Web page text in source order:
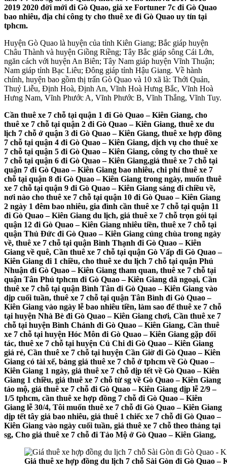
2019 2020 đời mới đi Gò Quao, giá xe Fortuner 7c đi Gò Quao
bao nhiêu, địa chỉ công ty cho thuê xe đi Gò Quao uy tín tại
tphcm.
Huyện Gò Quao là huyện của tỉnh Kiên Giang; Bắc giáp huyện
Châu Thành và huyện Giồng Riềng; Tây Bắc giáp sông Cái Lớn,
ngăn cách với huyện An Biên; Tây Nam giáp huyện Vĩnh Thuận;
Nam giáp tỉnh Bạc Liêu; Đông giáp tỉnh Hậu Giang. Về hành
chính, huyện bao gồm thị trấn Gò Quao và 10 xã là: Thới Quản,
Thuỷ Liễu, Định Hoà, Định An, Vĩnh Hoà Hưng Bắc, Vĩnh Hoà
Hưng Nam, Vĩnh Phước A, Vĩnh Phước B, Vĩnh Thắng, Vĩnh Tuy.
Cần thuê xe 7 chỗ tại quận 1 đi Gò Quao – Kiên Giang, cho
thuê xe 7 chỗ tại quận 2 đi Gò Quao – Kiên Giang, thuê xe du
lịch 7 chỗ ở quận 3 đi Gò Quao – Kiên Giang, thuê xe hợp đồng
7 chỗ tại quận 4 đi Gò Quao – Kiên Giang, dịch vụ cho thuê xe
7 chỗ tại quận 5 đi Gò Quao – Kiên Giang, công ty cho thuê xe
7 chỗ tại quận 6 đi Gò Quao – Kiên Giang,giá thuê xe 7 chỗ tại
quận 7 đi Gò Quao – Kiên Giang bao nhiêu, chi phí thuê xe 7
chỗ tại quận 8 đi Gò Quao – Kiên Giang trong ngày, muốn thuê
xe 7 chỗ tại quận 9 đi Gò Quao – Kiên Giang sáng đi chiều về,
nơi nào cho thuê xe 7 chỗ tại quận 10 đi Gò Quao – Kiên Giang
2 ngày 1 đêm bao nhiêu, gia đình cần thuê xe 7 chỗ tại quận 11
đi Gò Quao – Kiên Giang du lịch, giá thuê xe 7 chỗ trọn gói tại
quận 12 đi Gò Quao – Kiên Giang nhiêu tiền, thuê xe 7 chỗ tại
quận Thủ Đức đi Gò Quao – Kiên Giang cúng chùa trong ngày
về, thuê xe 7 chỗ tại quận Bình Thạnh đi Gò Quao – Kiên
Giang về quê, Cần thuê xe 7 chỗ tại quận Gò Vấp đi Gò Quao –
Kiên Giang đi 1 chiều, cho thuê xe du lịch 7 chỗ tại quận Phú
Nhuận đi Gò Quao – Kiên Giang tham quan, thuê xe 7 chỗ tại
quận Tân Phú tphcm đi Gò Quao – Kiên Giang dã ngoại, Cần
thuê xe 7 chỗ tại quận Bình Tân đi Gò Quao – Kiên Giang vào
dịp cuối tuần, thuê xe 7 chỗ tại quận Tân Bình đi Gò Quao –
Kiên Giang vào ngày lễ bao nhiêu tiền, làm sao để thuê xe 7 chỗ
tại huyện Nhà Bè đi Gò Quao – Kiên Giang chơi, Cần thuê xe 7
chỗ tại huyện Bình Chánh đi Gò Quao – Kiên Giang, Cần thuê
xe 7 chỗ tại huyện Hóc Môn đi Gò Quao – Kiên Giang gặp đối
tác, thuê xe 7 chỗ tại huyện Củ Chi đi Gò Quao – Kiên Giang
giá rẻ, Cần thuê xe 7 chỗ tại huyện Cần Giờ đi Gò Quao – Kiên
Giang có tài xế, bảng giá thuê xe 7 chỗ ở tphcm về Gò Quao –
Kiên Giang 1 ngày, giá thuê xe 7 chỗ dịp tết về Gò Quao – Kiên
Giang 1 chiều, giá thuê xe 7 chỗ từ sg về Gò Quao – Kiên Giang
tảo mộ, giá thuê xe 7 chỗ đi Gò Quao – Kiên Giang dịp lễ 2/9 –
1/5 tphcm, cần thuê xe hợp đồng 7 chỗ đi Gò Quao – Kiên
Giang lễ 30/4, Tôi muốn thuê xe 7 chỗ đi Gò Quao – Kiên Giang
dịp tết tây giá bao nhiêu, giá thuê 1 chiếc xe 7 chỗ đi Gò Quao –
Kiên Giang vào ngày cuối tuần, giá thuê xe 7 chỗ theo tháng tại
sg, Cho giá thuê xe 7 chỗ đi Tảo Mộ ở Gò Quao – Kiên Giang,
Giá thuê xe hợp đồng du lịch 7 chỗ Sài Gòn đi Gò Quao –